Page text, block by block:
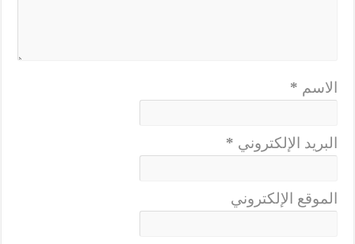
الاسم *
البريد الإلكتروني *
الموقع الإلكتروني